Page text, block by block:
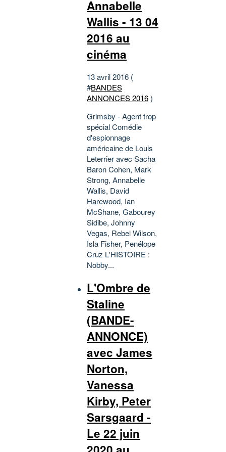
Annabelle
Wallis - 13 04
2016 au
cinéma
13 avril 2016 (
#BANDES
ANNONCES 2016)
Grimsby - Agent trop
spécial Comédie
d'espionnage
américaine de Louis
Leterrier avec Sacha
Baron Cohen, Mark
Strong, Annabelle
Wallis, David
Harewood, Ian
McShane, Gabourey
Sidibe, Johnny
Vegas, Rebel Wilson,
Isla Fisher, Penélope
Cruz L'HISTOIRE :
Nobby...
L'Ombre de
Staline
(BANDE-
ANNONCE)
avec James
Norton,
Vanessa
Kirby, Peter
Sarsgaard -
Le 22 juin